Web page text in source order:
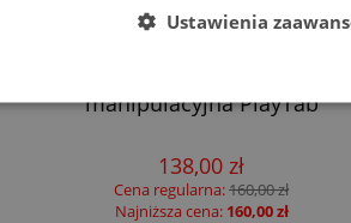
manipulacyjna PlayTab
138,00 zł
Cena regularna:160,00 zł
Najniższa cena: 160,00 zł
Ustawienia